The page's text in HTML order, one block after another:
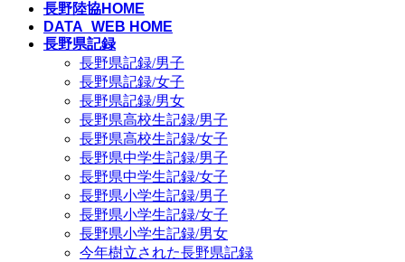
長野陸協HOME
DATA_WEB HOME
長野県記録
長野県記録/男子
長野県記録/女子
長野県記録/男女
長野県高校生記録/男子
長野県高校生記録/女子
長野県中学生記録/男子
長野県中学生記録/女子
長野県小学生記録/男子
長野県小学生記録/女子
長野県小学生記録/男女
今年樹立された長野県記録